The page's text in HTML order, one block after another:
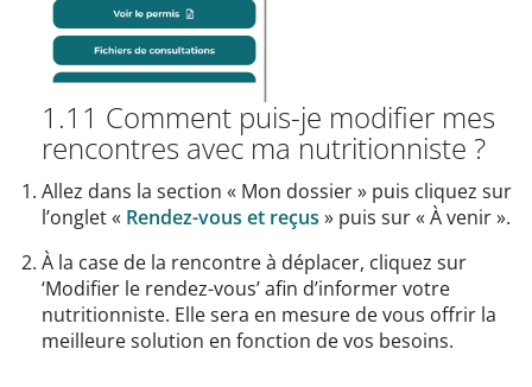
1.11 Comment puis-je modifier mes
rencontres avec ma nutritionniste ?
Allez dans la section « Mon dossier » puis cliquez sur
l’onglet « Rendez-vous et reçus » puis sur « À venir ».
À la case de la rencontre à déplacer, cliquez sur
‘Modifier le rendez-vous’ afin d’informer votre
nutritionniste. Elle sera en mesure de vous offrir la
meilleure solution en fonction de vos besoins.